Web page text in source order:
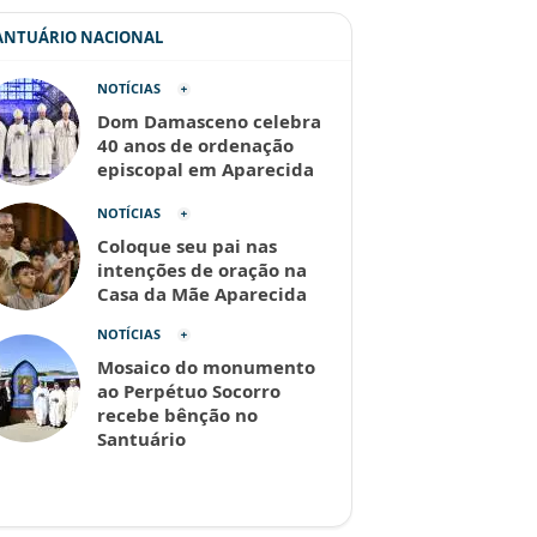
NACIONAL
NOTÍCIAS
Dom Damasceno celebra
40 anos de ordenação
episcopal em Aparecida
NOTÍCIAS
Coloque seu pai nas
intenções de oração na
Casa da Mãe Aparecida
NOTÍCIAS
Mosaico do monumento
ao Perpétuo Socorro
recebe bênção no
Santuário